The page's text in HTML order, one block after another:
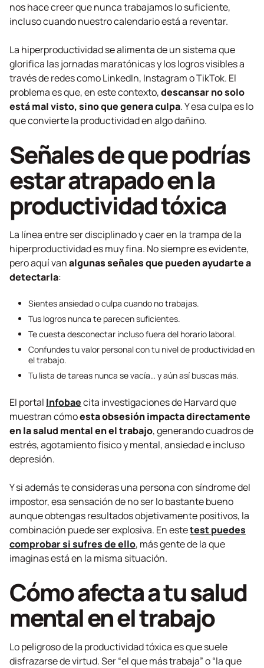
nos hace creer que nunca trabajamos lo suficiente,
incluso cuando nuestro calendario está a reventar.
La hiperproductividad se alimenta de un sistema que
glorifica las jornadas maratónicas y los logros visibles a
través de redes como LinkedIn, Instagram o TikTok. El
problema es que, en este contexto,descansar no solo
está mal visto, sino que genera culpa. Y esa culpa es lo
que convierte la productividad en algo dañino.
Señales de que podrías
estar atrapado en la
productividad tóxica
La línea entre ser disciplinado y caer en la trampa de la
hiperproductividad es muy fina. No siempre es evidente,
pero aquí vanalgunas señales que pueden ayudarte a
detectarla:
Sientes ansiedad o culpa cuando no trabajas.
Tus logros nunca te parecen suficientes.
Te cuesta desconectar incluso fuera del horario laboral.
Confundes tu valor personal con tu nivel de productividad en
el trabajo.
Tu lista de tareas nunca se vacía… y aún así buscas más.
El portal Infobaecita investigaciones de Harvard que
muestran cómoesta obsesión impacta directamente
en lasalud mental en el trabajo, generando cuadros de
estrés, agotamiento físico y mental, ansiedad e incluso
depresión.
Y si además te consideras una persona con síndrome del
impostor, esa sensación de no ser lo bastante bueno
aunque obtengas resultados objetivamente positivos, la
combinación puede ser explosiva. En estetest puedes
comprobar si sufres de ello, más gente de la que
imaginas está en la misma situación.
Cómo afecta a tu salud
mental en el trabajo
Lo peligroso de la productividad tóxica es que suele
disfrazarse de virtud. Ser “el que más trabaja” o “la que